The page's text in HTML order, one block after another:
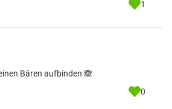
1
Bären aufbinden 🙈
0